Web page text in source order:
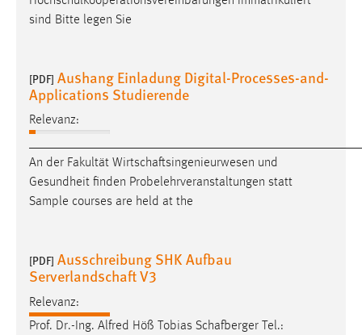
sind Bitte legen Sie
[PDF] Aushang Einladung Digital-Processes-and-
Applications Studierende
Relevanz:
An der Fakultät Wirtschaftsingenieurwesen und
Gesundheit finden Probelehrveranstaltungen statt
Sample courses are held at the
[PDF] Ausschreibung SHK Aufbau
Serverlandschaft V3
Relevanz:
Prof. Dr.-Ing. Alfred Höß Tobias Schafberger Tel.: